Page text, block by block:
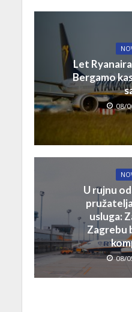
Let
Bergamo
08/
U rujnu
usluga:
Zagrebu
08/